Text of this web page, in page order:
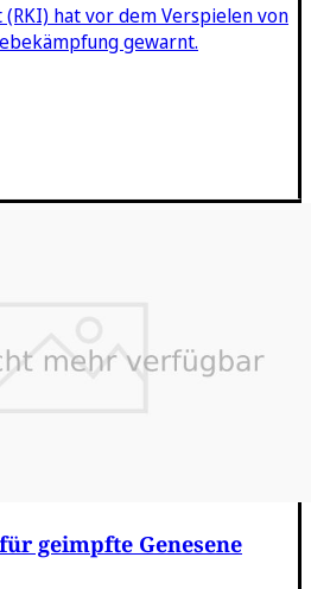
hat vor dem Verspielen von
gewarnt.
geimpfte Genesene